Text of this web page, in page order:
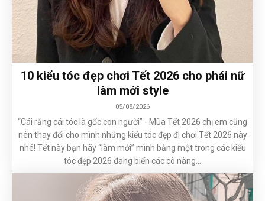
10 kiểu tóc đẹp chơi Tết 2026 cho phái nữ
làm mới style
05/08/2026
“Cái răng cái tóc là gốc con người” - Mùa Tết 2026 chị em cũng
nên thay đổi cho mình những kiểu tóc đẹp đi chơi Tết 2026 này
nhé! Tết này bạn hãy “làm mới” mình bằng một trong các kiểu
tóc đẹp 2026 đang biến các cô nàng...